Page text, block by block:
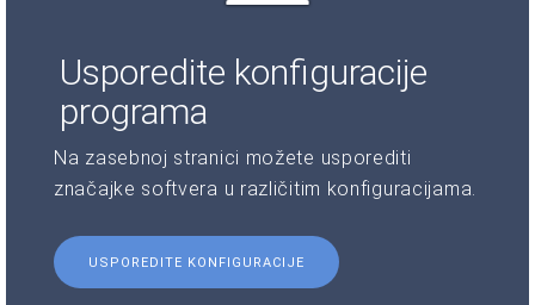
Usporedite konfiguracije
programa
Na zasebnoj stranici možete usporediti
značajke softvera u različitim konfiguracijama.
USPOREDITE KONFIGURACIJE